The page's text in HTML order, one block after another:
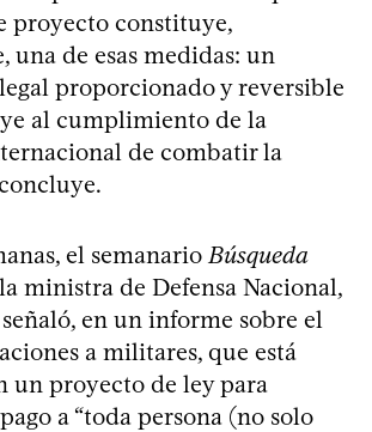
proyecto constituye,
una de esas medidas: un
proporcionado y reversible
al cumplimiento de la
de combatir la
el semanario Búsqueda
ministra de Defensa Nacional,
en un informe sobre el
a militares, que está
un proyecto de ley para
a “toda persona (no solo